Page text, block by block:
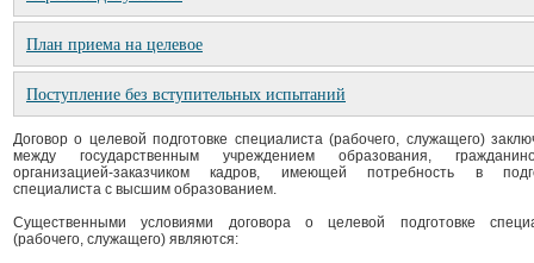
План приема на целевое
Поступление без вступительных испытаний
Договор о целевой подготовке специалиста (рабочего, служащего)
между государственным учреждением образования,
организацией-заказчиком кадров, имеющей потребность в
специалиста с высшим образованием.
Существенными условиями договора о целевой подготовке
(рабочего, служащего) являются: